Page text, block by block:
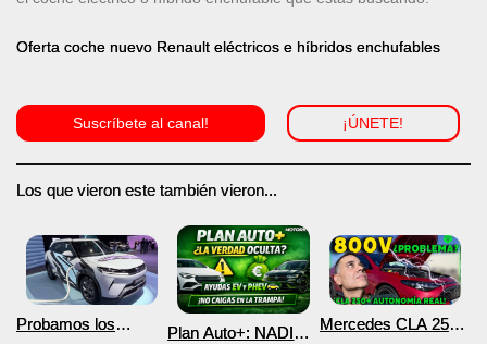
Oferta coche nuevo Renault eléctricos e híbridos enchufables
Suscríbete al canal! ¡ÚNETE!
Los que vieron este también vieron...
Probamos los
Plan Auto+: NADIE
Mercedes CLA 250+